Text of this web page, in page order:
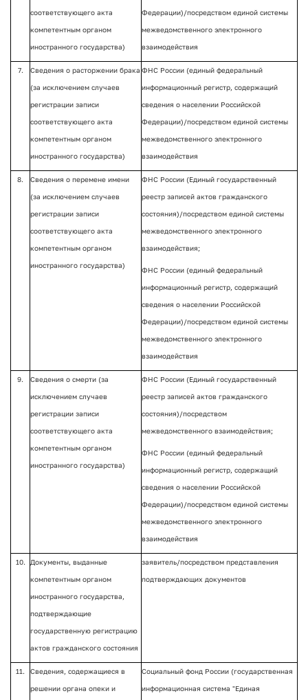
соответствующего акта
компетентным органом
иностранного государства)
Федерации)/посредством единой системы
межведомственного электронного
взаимодействия
7. Сведения о расторжении брака
(за исключением случаев
регистрации записи
соответствующего акта
компетентным органом
иностранного государства)
ФНС России (единый федеральный
информационный регистр, содержащий
сведения о населении Российской
Федерации)/посредством единой системы
межведомственного электронного
взаимодействия
8. Сведения о перемене имени
(за исключением случаев
регистрации записи
соответствующего акта
компетентным органом
иностранного государства)
ФНС России (Единый государственный
реестр записей актов гражданского
состояния)/посредством единой системы
межведомственного электронного
взаимодействия;
ФНС России (единый федеральный
информационный регистр, содержащий
сведения о населении Российской
Федерации)/посредством единой системы
межведомственного электронного
взаимодействия
9. Сведения о смерти (за
исключением случаев
регистрации записи
соответствующего акта
компетентным органом
иностранного государства)
ФНС России (Единый государственный
реестр записей актов гражданского
состояния)/посредством
межведомственного взаимодействия;
ФНС России (единый федеральный
информационный регистр, содержащий
сведения о населении Российской
Федерации)/посредством единой системы
межведомственного электронного
взаимодействия
10. Документы, выданные
компетентным органом
иностранного государства,
подтверждающие
государственную регистрацию
актов гражданского состояния
заявитель/посредством представления
подтверждающих документов
11. Сведения, содержащиеся в
решении органа опеки и
Социальный фонд России (государственная
информационная система "Единая